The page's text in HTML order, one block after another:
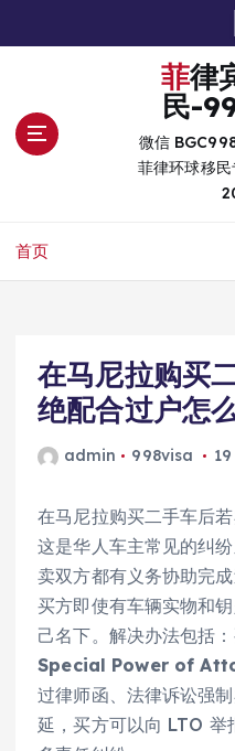
菲律宾环球移
民-
微信
菲律环球移
首页
在马尼拉购买
绝配合过户怎
admin 998visa
在马尼拉购买二手车后
这是华人车主常见的纠
卖双方都有义务协助完
买方即使有车辆实物和
己名下。解决办法包括
Special Power of
过律师函、法律诉讼强
延，买方可以向 LTO 举